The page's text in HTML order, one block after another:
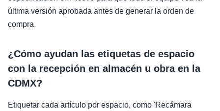
última versión aprobada antes de generar la orden de
compra.
¿Cómo ayudan las etiquetas de espacio
con la recepción en almacén u obra en la
CDMX?
Etiquetar cada artículo por espacio, como 'Recámara